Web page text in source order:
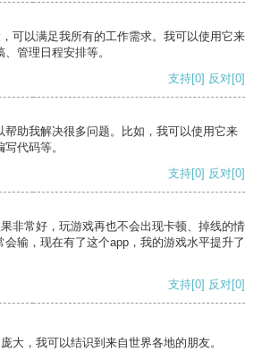
可以满足我所有的工作需求。我可以使用它来
管理日程安排等。
支持[0] 反对[0]
帮助我解决很多问题。比如，我可以使用它来
代码等。
支持[0] 反对[0]
非常好，玩游戏再也不会出现卡顿、掉线的情
输，现在有了这个app，我的游戏水平提升了
支持[0] 反对[0]
大，我可以结识到来自世界各地的朋友。